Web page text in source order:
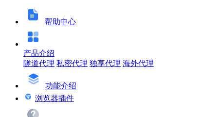
帮助中心
产品介绍
隧道代理 私密代理 独享代理 海外代理
功能介绍
浏览器插件